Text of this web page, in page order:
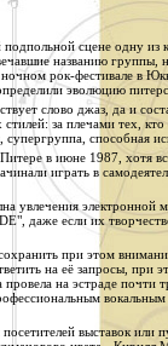
сцене одну
названию группы,
рок-фестивале в
эволюцию
слово джаз, да и
за плечами тех, кто
способная
в июне 1987, хотя
играть в
увлечения
даже если их
при этом
на её запросы, при
на эстраде почти
выставок или